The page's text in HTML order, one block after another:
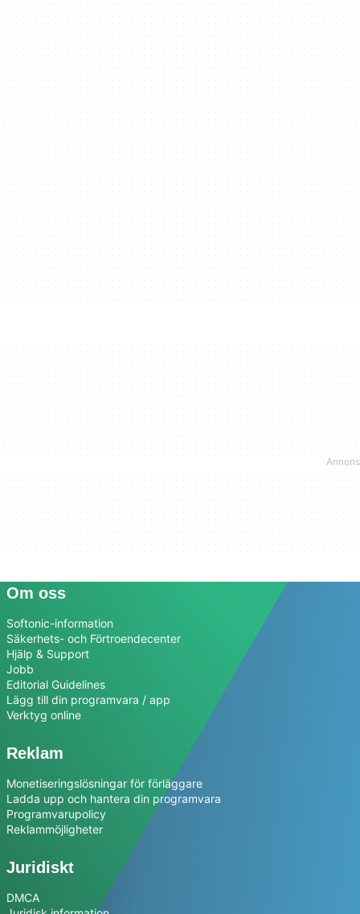
Om oss
Softonic-information
Säkerhets- och Förtroendecenter
Hjälp & Support
Jobb
Editorial Guidelines
Lägg till din programvara / app
Verktyg online
Reklam
Monetiseringslösningar för förläggare
Ladda upp och hantera din programvara
Programvarupolicy
Reklammöjligheter
Juridiskt
DMCA